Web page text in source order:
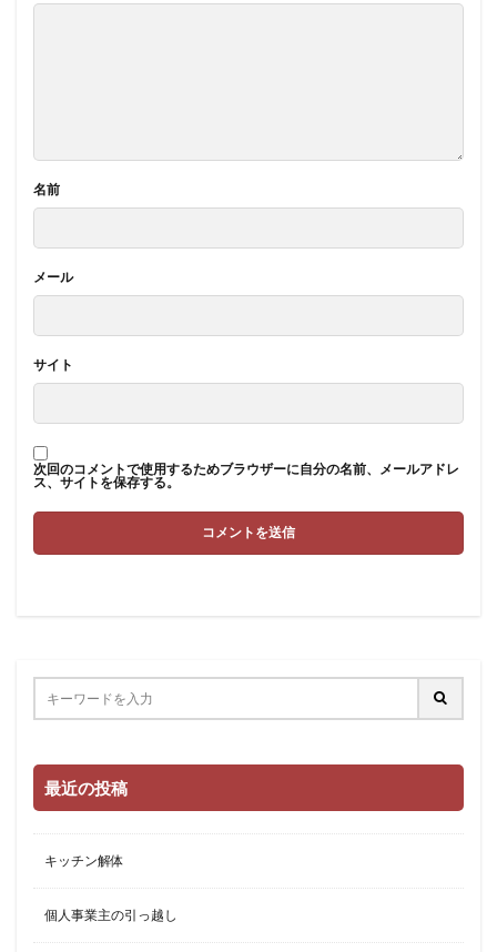
名前
メール
サイト
次回のコメントで使用するためブラウザーに自分の名前、メールアドレ
ス、サイトを保存する。
最近の投稿
キッチン解体
個人事業主の引っ越し